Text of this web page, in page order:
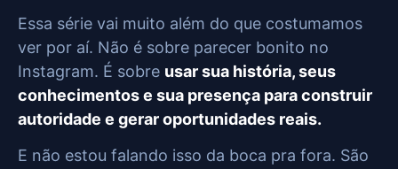
Essa série vai muito além do que costumamos
ver por aí. Não é sobre parecer bonito no
Instagram. É sobre usar sua história, seus
conhecimentos e sua presença para construir
autoridade e gerar oportunidades reais.
E não estou falando isso da boca pra fora. São